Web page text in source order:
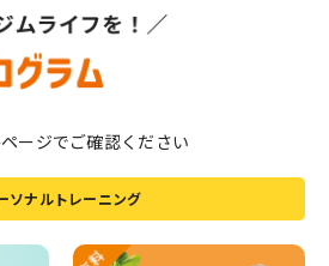
ージでご確認ください
ソナルトレーニング